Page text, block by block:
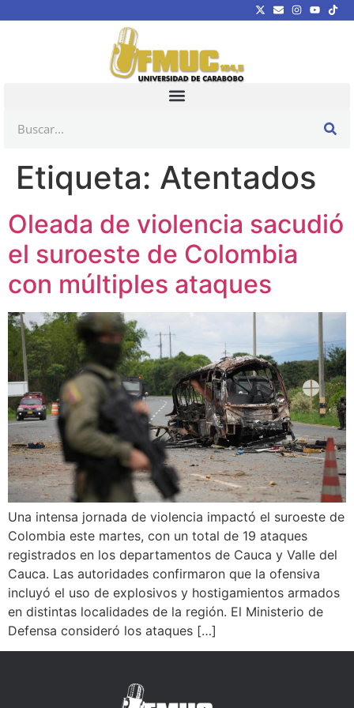
Etiqueta: Atentados
Oleada de violencia sacudió
el suroeste de Colombia
con múltiples ataques
Una intensa jornada de violencia impactó el suroeste de
Colombia este martes, con un total de 19 ataques
registrados en los departamentos de Cauca y Valle del
Cauca. Las autoridades confirmaron que la ofensiva
incluyó el uso de explosivos y hostigamientos armados
en distintas localidades de la región. El Ministerio de
Defensa consideró los ataques […]